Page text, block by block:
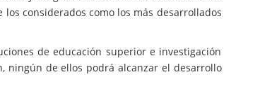
considerados como los más desarrollados
de educación superior e investigación
ningún de ellos podrá alcanzar el desarrollo